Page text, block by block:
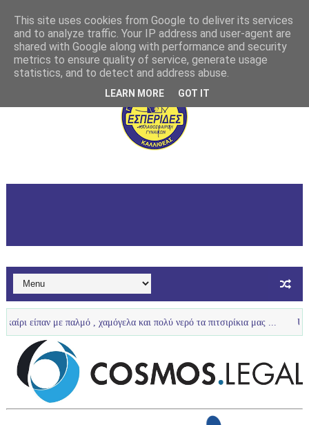
παλμό , χαμόγελα και πολύ νερό τα πιτσιρίκια μας ... U12 :Πολύ καλή
This site uses cookies from Google to deliver its services
and to analyze traffic. Your IP address and user-agent are
shared with Google along with performance and security
metrics to ensure quality of service, generate usage
statistics, and to detect and address abuse.
LEARN MORE GOT IT